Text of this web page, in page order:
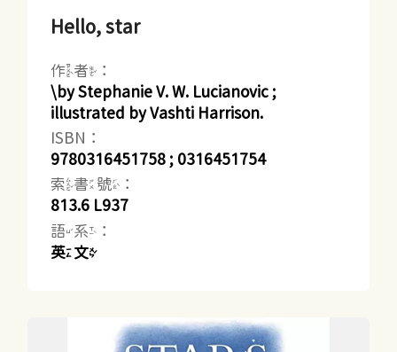
Hello, star
作者：
\by Stephanie V. W. Lucianovic ;
illustrated by Vashti Harrison.
ISBN：
9780316451758 ; 0316451754
索書號：
813.6 L937
語系：
英文